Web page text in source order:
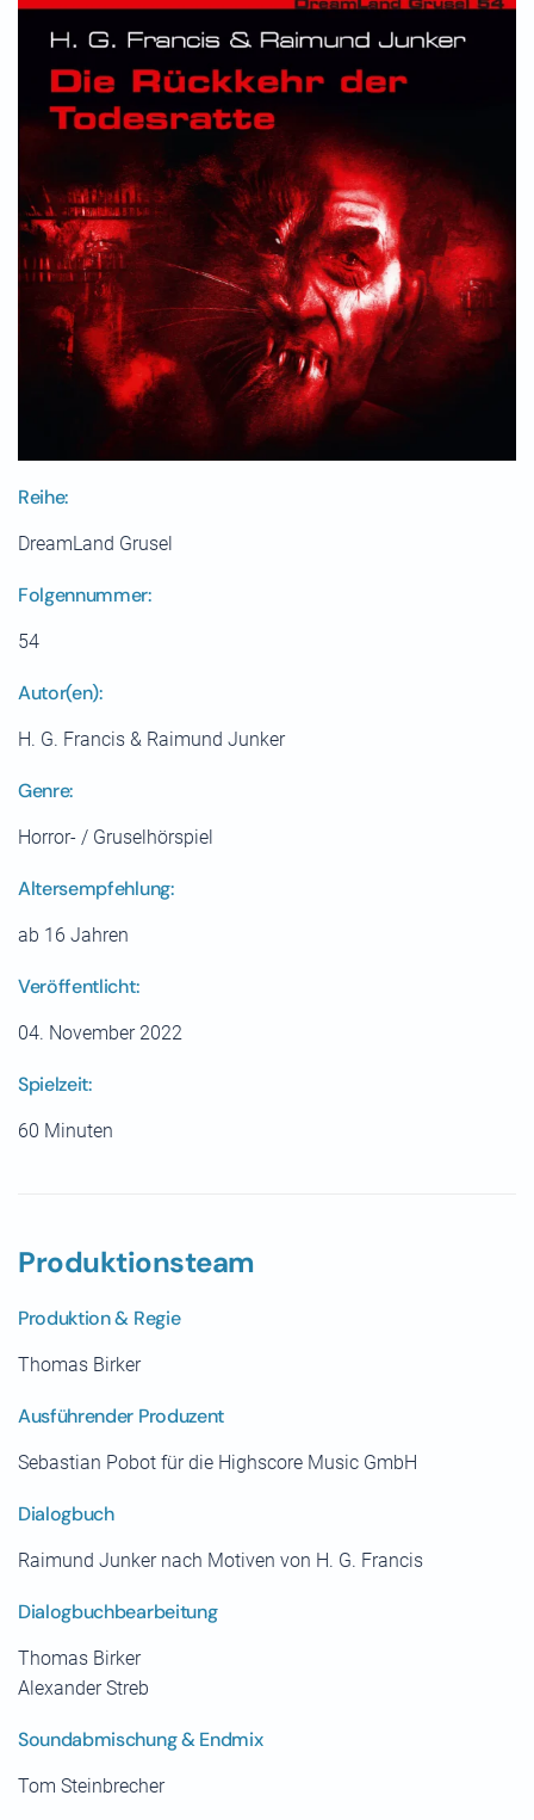
Reihe:
DreamLand Grusel
Folgennummer:
54
Autor(en):
H. G. Francis & Raimund Junker
Genre:
Horror- / Gruselhörspiel
Altersempfehlung:
ab 16 Jahren
Veröffentlicht:
04. November 2022
Spielzeit:
60 Minuten
Produktionsteam
Produktion & Regie
Thomas Birker
Ausführender Produzent
Sebastian Pobot für die Highscore Music GmbH
Dialogbuch
Raimund Junker nach Motiven von H. G. Francis
Dialogbuchbearbeitung
Thomas Birker
Alexander Streb
Soundabmischung & Endmix
Tom Steinbrecher